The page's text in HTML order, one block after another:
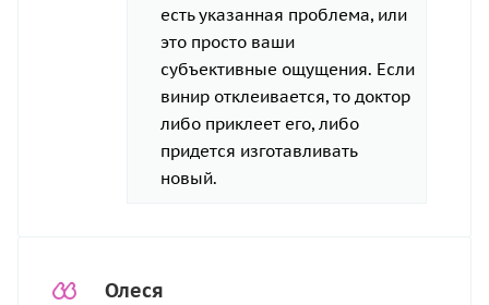
есть указанная проблема, или
это просто ваши
субъективные ощущения. Если
винир отклеивается, то доктор
либо приклеет его, либо
придется изготавливать
новый.
Олеся